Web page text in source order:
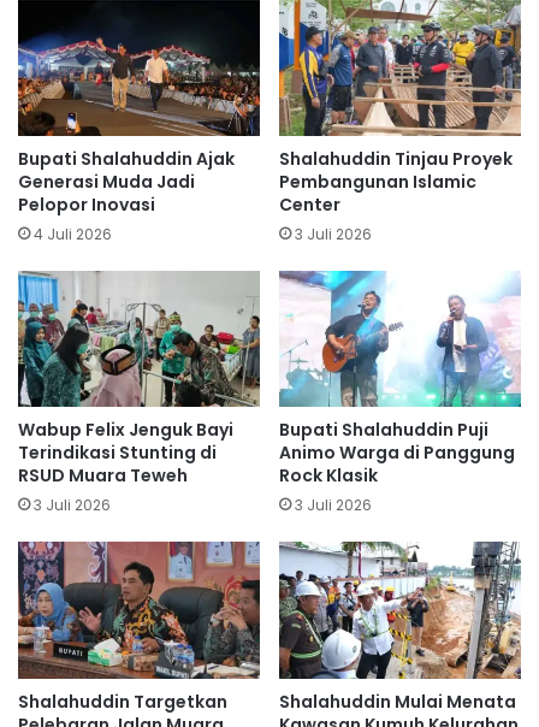
Bupati Shalahuddin Ajak
Generasi Muda Jadi
Pelopor Inovasi
4 Juli 2026
Shalahuddin Tinjau Proyek
Pembangunan Islamic
Center
3 Juli 2026
Wabup Felix Jenguk Bayi
Terindikasi Stunting di
RSUD Muara Teweh
3 Juli 2026
Bupati Shalahuddin Puji
Animo Warga di Panggung
Rock Klasik
3 Juli 2026
Shalahuddin Targetkan
Shalahuddin Mulai Menata